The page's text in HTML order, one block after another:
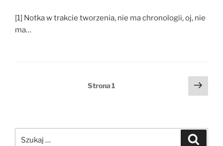
[1] Notka w trakcie tworzenia, nie ma chronologii, oj, nie
ma…
Strona1